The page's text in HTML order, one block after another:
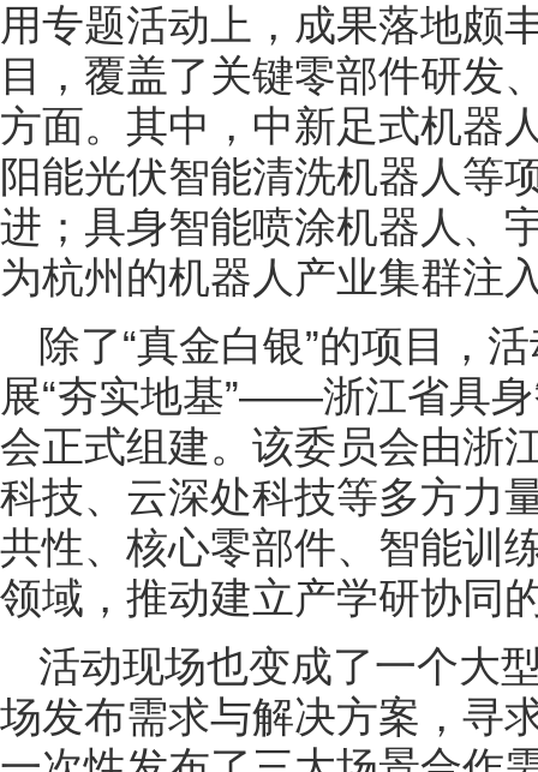
用专题活动上，成果落地颇
目，覆盖了关键零部件研发
方面。其中，中新足式机器
阳能光伏智能清洗机器人等
进；具身智能喷涂机器人、
为杭州的机器人产业集群注
除了“真金白银”的项目，
展“夯实地基”——浙江省具
会正式组建。该委员会由浙
科技、云深处科技等多方力
共性、核心零部件、智能训
领域，推动建立产学研协同
活动现场也变成了一个大
场发布需求与解决方案，寻